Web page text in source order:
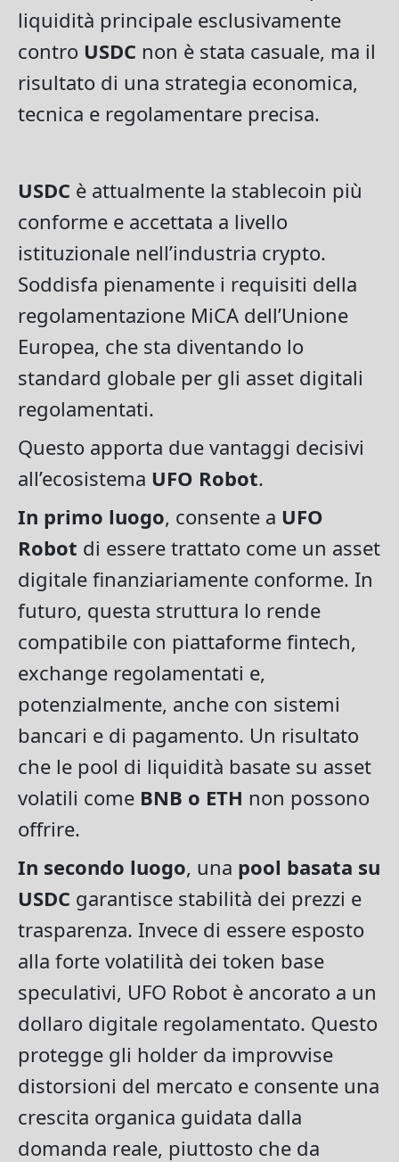
liquidità principale esclusivamente
contro USDC non è stata casuale, ma il
risultato di una strategia economica,
tecnica e regolamentare precisa.
USDC è attualmente la stablecoin più
conforme e accettata a livello
istituzionale nell’industria crypto.
Soddisfa pienamente i requisiti della
regolamentazione MiCA dell’Unione
Europea, che sta diventando lo
standard globale per gli asset digitali
regolamentati.
Questo apporta due vantaggi decisivi
all’ecosistema UFO Robot.
In primo luogo, consente a UFO
Robot di essere trattato come un asset
digitale finanziariamente conforme. In
futuro, questa struttura lo rende
compatibile con piattaforme fintech,
exchange regolamentati e,
potenzialmente, anche con sistemi
bancari e di pagamento. Un risultato
che le pool di liquidità basate su asset
volatili come BNB o ETH non possono
offrire.
In secondo luogo, una pool basata su
USDC garantisce stabilità dei prezzi e
trasparenza. Invece di essere esposto
alla forte volatilità dei token base
speculativi, UFO Robot è ancorato a un
dollaro digitale regolamentato. Questo
protegge gli holder da improvvise
distorsioni del mercato e consente una
crescita organica guidata dalla
domanda reale, piuttosto che da